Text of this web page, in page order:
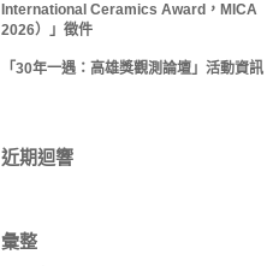
International Ceramics Award，MICA
2026）」徵件
「30年一遇：高雄獎觀測論壇」活動資訊
近期迴響
彙整